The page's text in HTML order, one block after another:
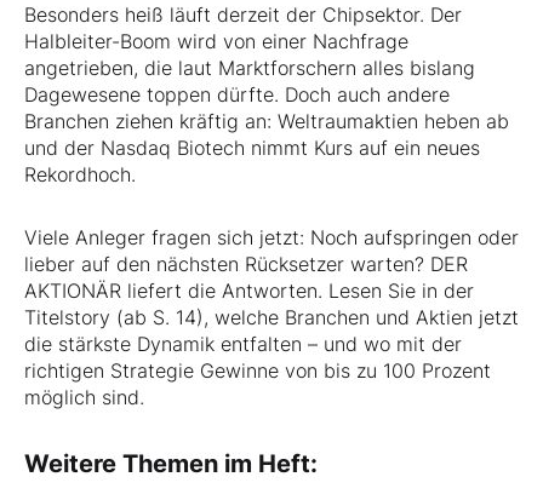
Besonders heiß läuft derzeit der Chipsektor. Der
Halbleiter-Boom wird von einer Nachfrage
angetrieben, die laut Marktforschern alles bislang
Dagewesene toppen dürfte. Doch auch andere
Branchen ziehen kräftig an: Weltraumaktien heben ab
und der Nasdaq Biotech nimmt Kurs auf ein neues
Rekordhoch.
Viele Anleger fragen sich jetzt: Noch aufspringen oder
lieber auf den nächsten Rücksetzer warten? DER
AKTIONÄR liefert die Antworten. Lesen Sie in der
Titelstory (ab S. 14), welche Branchen und Aktien jetzt
die stärkste Dynamik entfalten – und wo mit der
richtigen Strategie Gewinne von bis zu 100 Prozent
möglich sind.
Weitere Themen im Heft: